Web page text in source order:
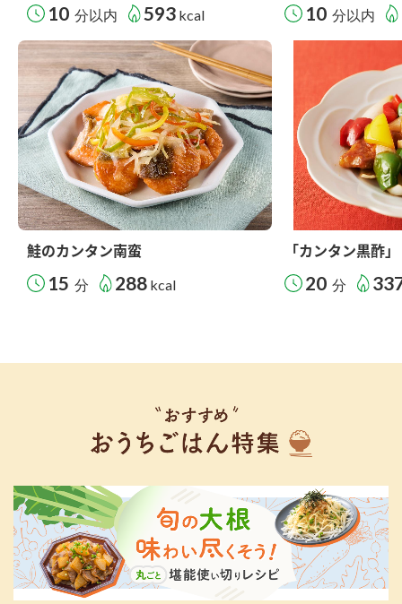
10 分以内 593 kcal 10 分以内
鮭のカンタン南蛮
15 分 288 kcal
「カンタン黒酢
20 分